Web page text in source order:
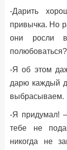
-Дарить
привычка. Но
они росли
полюбоваться?
-Я об этом
дарю каждый
выбрасываем.
-Я придумал!
тебе не
никогда не